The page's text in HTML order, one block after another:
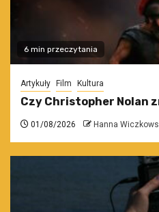
6 min przeczytania
Artykuły Film Kultura
Czy Christopher Nolan
01/08/2026 Hanna